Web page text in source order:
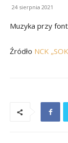
24 sierpnia 2021
Muzyka przy
Źródło NCK